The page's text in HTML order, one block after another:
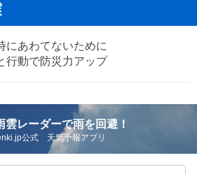
にあわてないために
行動で防災力アップ
雲レーダーで雨を回避！
公式 天気予報アプリ